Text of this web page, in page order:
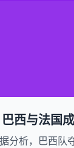
西与法国
分析，巴西队